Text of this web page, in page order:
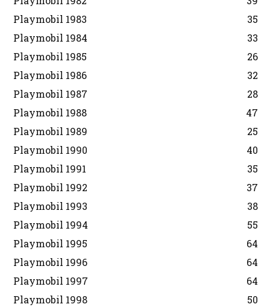
Playmobil 1983
35
Playmobil 1984
33
Playmobil 1985
26
Playmobil 1986
32
Playmobil 1987
28
Playmobil 1988
47
Playmobil 1989
25
Playmobil 1990
40
Playmobil 1991
35
Playmobil 1992
37
Playmobil 1993
38
Playmobil 1994
55
Playmobil 1995
64
Playmobil 1996
64
Playmobil 1997
64
Playmobil 1998
50